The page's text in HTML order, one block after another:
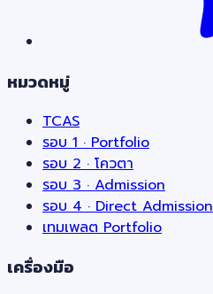
หมวดหมู่
TCAS
รอบ 1 · Portfolio
รอบ 2 · โควตา
รอบ 3 · Admission
รอบ 4 · Direct Admission
เทมเพลต Portfolio
เครื่องมือ